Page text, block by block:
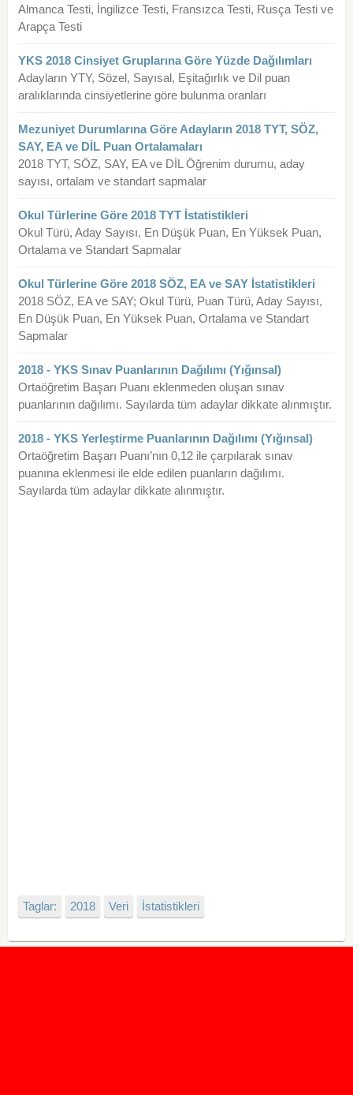
Almanca Testi, İngilizce Testi, Fransızca Testi, Rusça Testi ve
Arapça Testi
YKS 2018 Cinsiyet Gruplarına Göre Yüzde Dağılımları
Adayların YTY, Sözel, Sayısal, Eşitağırlık ve Dil puan
aralıklarında cinsiyetlerine göre bulunma oranları
Mezuniyet Durumlarına Göre Adayların 2018 TYT, SÖZ,
SAY, EA ve DİL Puan Ortalamaları
2018 TYT, SÖZ, SAY, EA ve DİL Öğrenim durumu, aday
sayısı, ortalam ve standart sapmalar
Okul Türlerine Göre 2018 TYT İstatistikleri
Okul Türü, Aday Sayısı, En Düşük Puan, En Yüksek Puan,
Ortalama ve Standart Sapmalar
Okul Türlerine Göre 2018 SÖZ, EA ve SAY İstatistikleri
2018 SÖZ, EA ve SAY; Okul Türü, Puan Türü, Aday Sayısı,
En Düşük Puan, En Yüksek Puan, Ortalama ve Standart
Sapmalar
2018 - YKS Sınav Puanlarının Dağılımı (Yığınsal)
Ortaöğretim Başarı Puanı eklenmeden oluşan sınav
puanlarının dağılımı. Sayılarda tüm adaylar dikkate alınmıştır.
2018 - YKS Yerleştirme Puanlarının Dağılımı (Yığınsal)
Ortaöğretim Başarı Puanı’nın 0,12 ile çarpılarak sınav
puanına eklenmesi ile elde edilen puanların dağılımı.
Sayılarda tüm adaylar dikkate alınmıştır.
Taglar: 2018 Veri İstatistikleri